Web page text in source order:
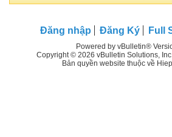
Đăng nhập Đăng Ký Full
Powered by vBulletin®
Copyright © 2026 vBulletin Solutions,
Bản quyền website thuộc về